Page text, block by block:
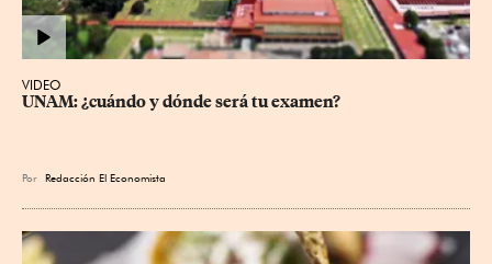
VIDEO
UNAM: ¿cuándo y dónde será tu examen?
Por Redacción El Economista